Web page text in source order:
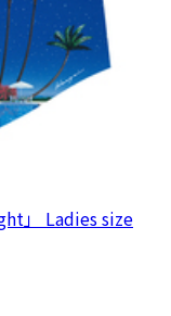
」 Ladies size